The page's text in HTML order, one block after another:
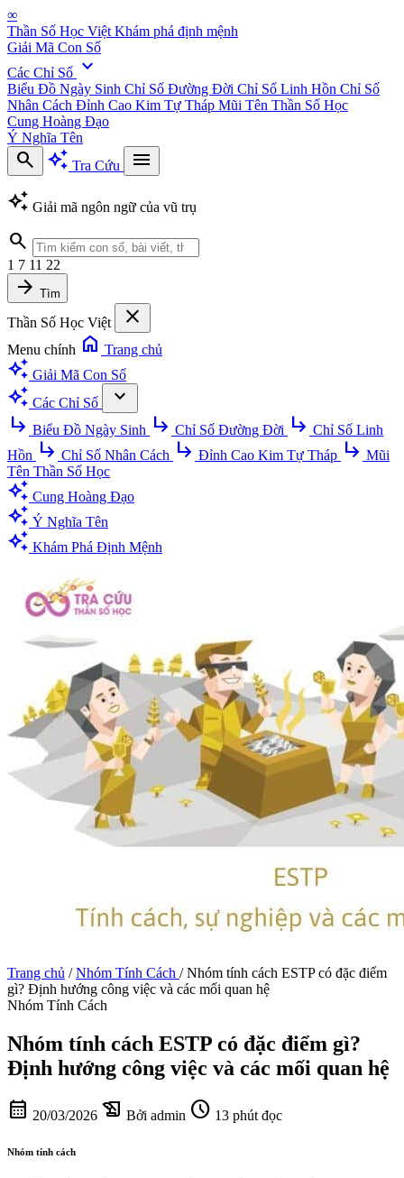
∞
Thần Số Học Việt Khám phá định mệnh
Giải Mã Con Số
Các Chỉ Số expand_more
Biểu Đồ Ngày Sinh Chỉ Số Đường Đời Chỉ Số Linh Hồn Chỉ Số
Nhân Cách Đỉnh Cao Kim Tự Tháp Mũi Tên Thần Số Học
Cung Hoàng Đạo
Ý Nghĩa Tên
search auto_awesome Tra Cứu
menu
auto_awesome Giải mã ngôn ngữ của vũ trụ
search
1 7 11 22
arrow_forward Tìm
Thần Số Học Việt close
Menu chính home Trang chủ
auto_awesome Giải Mã Con Số
auto_awesome Các Chỉ Số
expand_more
subdirectory_arrow_right Biểu Đồ Ngày Sinh subdirectory_arrow_right Chỉ Số Đường Đời subdirectory_arrow_right Chỉ Số Linh
Hồn subdirectory_arrow_right Chỉ Số Nhân Cách subdirectory_arrow_right Đỉnh Cao Kim Tự Tháp subdirectory_arrow_right Mũi
Tên Thần Số Học
auto_awesome Cung Hoàng Đạo
auto_awesome Ý Nghĩa Tên
auto_awesome Khám Phá Định Mệnh
Trang chủ / Nhóm Tính Cách / Nhóm tính cách ESTP có đặc điểm
gì? Định hướng công việc và các mối quan hệ
Nhóm Tính Cách
Nhóm tính cách ESTP có đặc điểm gì?
Định hướng công việc và các mối quan hệ
calendar_month 20/03/2026 history_edu Bởi admin schedule 13 phút đọc
Nhóm tính cách